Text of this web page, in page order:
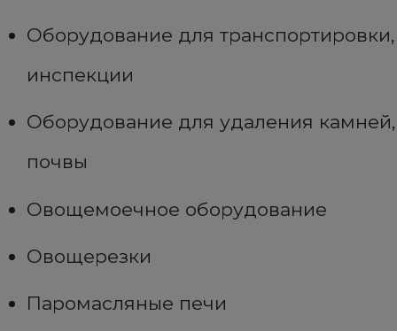
Оборудование для транспортировки,
инспекции
Оборудование для удаления камней,
почвы
Овощемоечное оборудование
Овощерезки
Паромасляные печи